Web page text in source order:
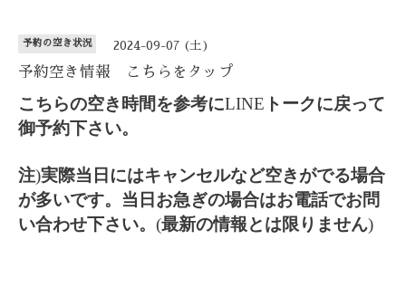
予約の空き状況 2024-09-07 (土)
予約空き情報 こちらをタップ
こちらの空き時間を参考にLINE トークに戻って
御予約下さい。
注)実際当日にはキャンセルなど空きがでる場合
が多いです。当日お急ぎの場合はお電話でお問
い合わせ下さい。 (最新の情報とは限りません)